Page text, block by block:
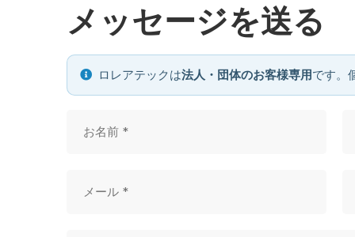
メッセージを送る
ロレアテックは法人・団体のお客様専用です。